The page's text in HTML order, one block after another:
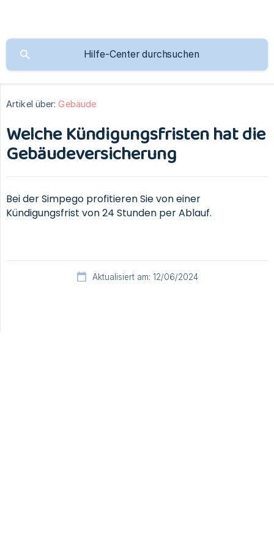
Artikel über: Gebäude
Welche Kündigungsfristen hat die
Gebäudeversicherung
Bei der Simpego profitieren Sie von einer
Kündigungsfrist von 24 Stunden per Ablauf.
Aktualisiert am: 12/06/2024